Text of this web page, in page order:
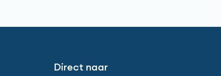
Direct naar